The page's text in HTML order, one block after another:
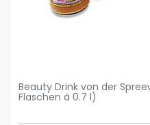
Beauty Drink von der
Flaschen à 0.7 l)